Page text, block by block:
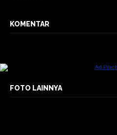
KOMENTAR
FOTO LAINNYA